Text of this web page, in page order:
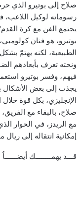
صلاح إلى بوتيرو الذي
رسوماته لوكيل اللاعب،
يجتمع الفن مع كرة
بوتيرو، هو فنان
الطبيعية، لكنه يهتمّ
ونحته تعرف بأبعادهم
فيهم، وفسر بوتيرو
يجذب إلى بعض الأشكال
الإنجليزي، بكل قوة
صلاح، بالبقاء مع
مع الريدز، في الحوار
إمكانية انتقاله إلى ريال
قـــد يهمــــــــك أيضــــــاُ